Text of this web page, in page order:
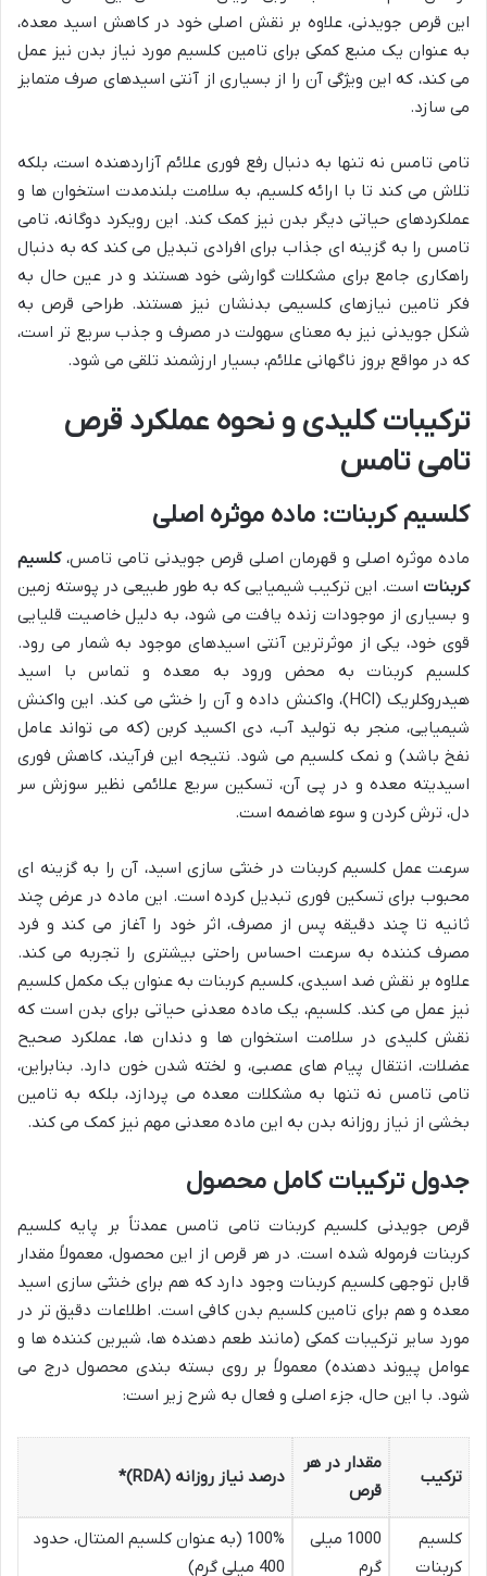
این قرص جویدنی، علاوه بر نقش اصلی خود در کاهش اسید معده،
به عنوان یک منبع کمکی برای تامین کلسیم مورد نیاز بدن نیز عمل
می کند، که این ویژگی آن را از بسیاری از آنتی اسیدهای صرف متمایز
می سازد.
تامی تامس نه تنها به دنبال رفع فوری علائم آزاردهنده است، بلکه
تلاش می کند تا با ارائه کلسیم، به سلامت بلندمدت استخوان ها و
عملکردهای حیاتی دیگر بدن نیز کمک کند. این رویکرد دوگانه، تامی
تامس را به گزینه ای جذاب برای افرادی تبدیل می کند که به دنبال
راهکاری جامع برای مشکلات گوارشی خود هستند و در عین حال به
فکر تامین نیازهای کلسیمی بدنشان نیز هستند. طراحی قرص به
شکل جویدنی نیز به معنای سهولت در مصرف و جذب سریع تر است،
که در مواقع بروز ناگهانی علائم، بسیار ارزشمند تلقی می شود.
ترکیبات کلیدی و نحوه عملکرد قرص
تامی تامس
کلسیم کربنات: ماده موثره اصلی
ماده موثره اصلی و قهرمان اصلی قرص جویدنی تامی تامس،کلسیم
کربنات است. این ترکیب شیمیایی که به طور طبیعی در پوسته زمین
و بسیاری از موجودات زنده یافت می شود، به دلیل خاصیت قلیایی
قوی خود، یکی از موثرترین آنتی اسیدهای موجود به شمار می رود.
کلسیم کربنات به محض ورود به معده و تماس با اسید
هیدروکلریک (HCl)، واکنش داده و آن را خنثی می کند. این واکنش
شیمیایی، منجر به تولید آب، دی اکسید کربن (که می تواند عامل
نفخ باشد) و نمک کلسیم می شود. نتیجه این فرآیند، کاهش فوری
اسیدیته معده و در پی آن، تسکین سریع علائمی نظیر سوزش سر
دل، ترش کردن و سوء هاضمه است.
سرعت عمل کلسیم کربنات در خنثی سازی اسید، آن را به گزینه ای
محبوب برای تسکین فوری تبدیل کرده است. این ماده در عرض چند
ثانیه تا چند دقیقه پس از مصرف، اثر خود را آغاز می کند و فرد
مصرف کننده به سرعت احساس راحتی بیشتری را تجربه می کند.
علاوه بر نقش ضد اسیدی، کلسیم کربنات به عنوان یک مکمل کلسیم
نیز عمل می کند. کلسیم، یک ماده معدنی حیاتی برای بدن است که
نقش کلیدی در سلامت استخوان ها و دندان ها، عملکرد صحیح
عضلات، انتقال پیام های عصبی، و لخته شدن خون دارد. بنابراین،
تامی تامس نه تنها به مشکلات معده می پردازد، بلکه به تامین
بخشی از نیاز روزانه بدن به این ماده معدنی مهم نیز کمک می کند.
جدول ترکیبات کامل محصول
قرص جویدنی کلسیم کربنات تامی تامس عمدتاً بر پایه کلسیم
کربنات فرموله شده است. در هر قرص از این محصول، معمولاً مقدار
قابل توجهی کلسیم کربنات وجود دارد که هم برای خنثی سازی اسید
معده و هم برای تامین کلسیم بدن کافی است. اطلاعات دقیق تر در
مورد سایر ترکیبات کمکی (مانند طعم دهنده ها، شیرین کننده ها و
عوامل پیوند دهنده) معمولاً بر روی بسته بندی محصول درج می
شود. با این حال، جزء اصلی و فعال به شرح زیر است:
ترکیب
مقدار در هر
قرص
درصد نیاز روزانه (RDA)*
کلسیم
کربنات
1000 میلی
گرم
100% (به عنوان کلسیم المنتال، حدود
400 میلی گرم)